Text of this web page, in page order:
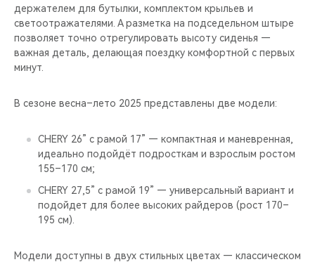
держателем для бутылки, комплектом крыльев и
светоотражателями. А разметка на подседельном штыре
позволяет точно отрегулировать высоту сиденья —
важная деталь, делающая поездку комфортной с первых
минут.
В сезоне весна–лето 2025 представлены две модели:
CHERY 26” с рамой 17” — компактная и маневренная,
идеально подойдёт подросткам и взрослым ростом
155–170 см;
CHERY 27,5” с рамой 19” — универсальный вариант и
подойдет для более высоких райдеров (рост 170–
195 см).
Модели доступны в двух стильных цветах — классическом